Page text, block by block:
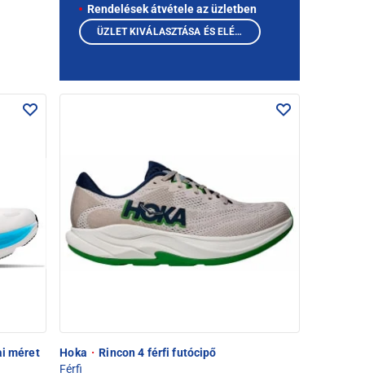
méret Hoka · Rincon 4 férfi futócipő
Férfi
Rendelések átvétele az üzletben
ÜZLET KIVÁLASZTÁSA ÉS ELÉRHETŐ TERMÉKEK MEGTEKINTÉSE